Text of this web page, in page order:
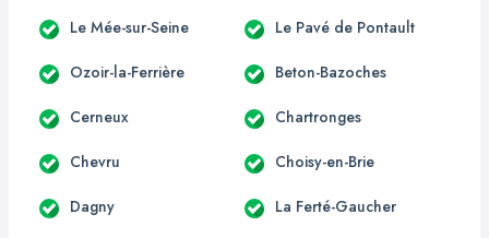
Le Mée-sur-Seine Le Pavé de Pontault
Ozoir-la-Ferrière Beton-Bazoches
Cerneux Chartronges
Chevru Choisy-en-Brie
Dagny La Ferté-Gaucher